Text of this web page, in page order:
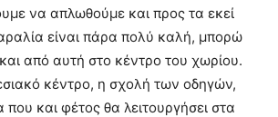
να απλωθούμε και προς τα εκεί
είναι πάρα πολύ καλή, μπορώ
από αυτή στο κέντρο του χωρίου.
κέντρο, η σχολή των οδηγών,
που και φέτος θα λειτουργήσει στα